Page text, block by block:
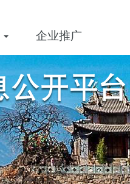
企业推广